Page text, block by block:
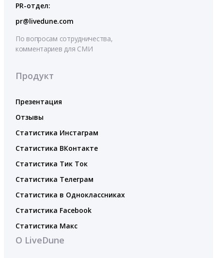
PR-отдел:
pr@livedune.com
По вопросам сотрудничества,
комментариев для СМИ
Продукт
Презентация
Отзывы
Статистика Инстаграм
Статистика ВКонтакте
Статистика Тик Ток
Статистика Телеграм
Статистика в Одноклассниках
Статистика Facebook
Статистика Макс
О LiveDune